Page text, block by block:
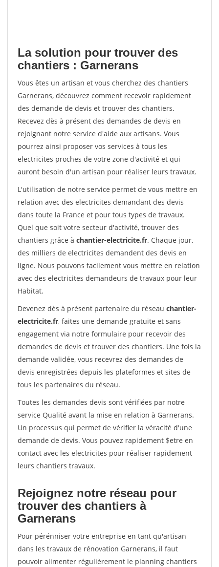
La solution pour trouver des
chantiers : Garnerans
Vous êtes un artisan et vous cherchez des chantiers
Garnerans, découvrez comment recevoir rapidement
des demande de devis et trouver des chantiers.
Recevez dès à présent des demandes de devis en
rejoignant notre service d'aide aux artisans. Vous
pourrez ainsi proposer vos services à tous les
electricites proches de votre zone d'activité et qui
auront besoin d'un artisan pour réaliser leurs travaux.
L'utilisation de notre service permet de vous mettre en
relation avec des electricites demandant des devis
dans toute la France et pour tous types de travaux.
Quel que soit votre secteur d'activité, trouver des
chantiers grâce à chantier-electricite.fr. Chaque jour,
des milliers de electricites demandent des devis en
ligne. Nous pouvons facilement vous mettre en relation
avec des electricites demandeurs de travaux pour leur
Habitat.
Devenez dès à présent partenaire du réseau chantier-
electricite.fr, faites une demande gratuite et sans
engagement via notre formulaire pour recevoir des
demandes de devis et trouver des chantiers. Une fois la
demande validée, vous recevrez des demandes de
devis enregistrées depuis les plateformes et sites de
tous les partenaires du réseau.
Toutes les demandes devis sont vérifiées par notre
service Qualité avant la mise en relation à Garnerans.
Un processus qui permet de vérifier la véracité d'une
demande de devis. Vous pouvez rapidement $etre en
contact avec les electricites pour réaliser rapidement
leurs chantiers travaux.
Rejoignez notre réseau pour
trouver des chantiers à
Garnerans
Pour pérénniser votre entreprise en tant qu'artisan
dans les travaux de rénovation Garnerans, il faut
pouvoir alimenter régulièrement le planning chantiers